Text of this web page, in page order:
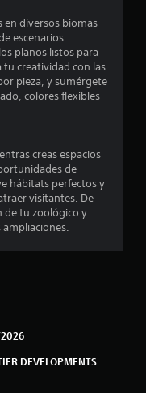
en diversos biomas
escenarios
planos listos para
tu creatividad con las
pieza, y sumérgete
colores flexibles
creas espacios
de
hábitats perfectos y
visitantes. De
de tu zoológico y
DEVELOPMENTS